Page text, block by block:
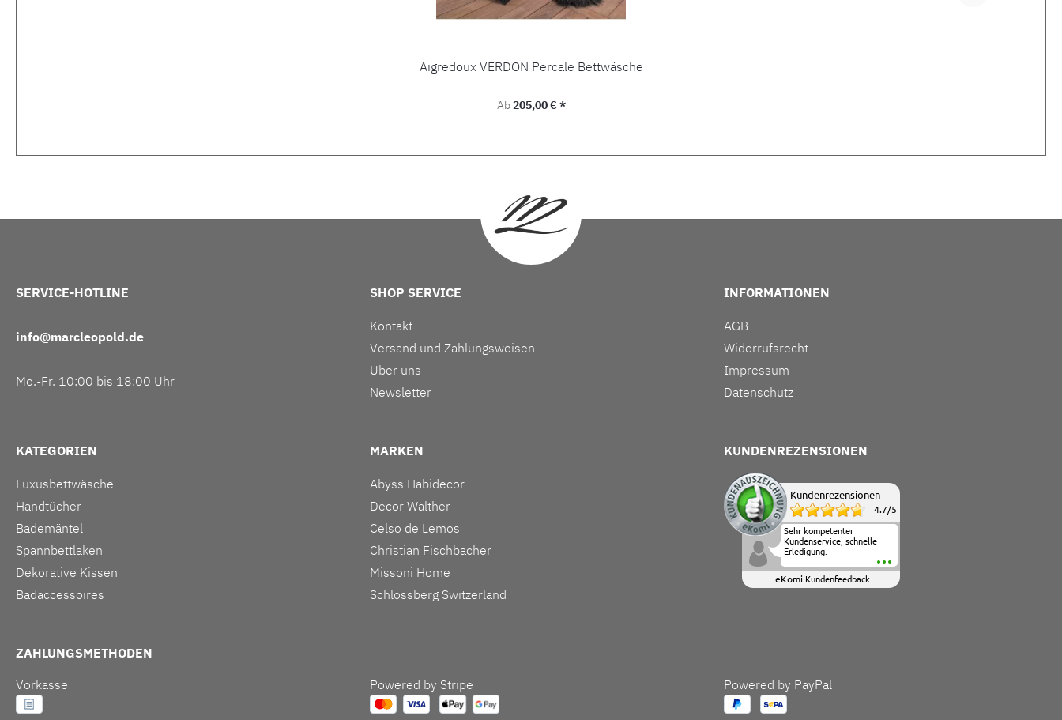
Aigredoux VERDON Percale Bettwäsche
Regulärer Preis:
Ab205,00 € *
SERVICE-HOTLINE
info@marcleopold.de
Mo.-Fr. 10:00 bis 18:00 Uhr
SHOP SERVICE
Kontakt
Versand und Zahlungsweisen
Über uns
Newsletter
INFORMATIONEN
AGB
Widerrufsrecht
Impressum
Datenschutz
KATEGORIEN
Luxusbettwäsche
Handtücher
Bademäntel
Spannbettlaken
Dekorative Kissen
Badaccessoires
MARKEN
Abyss Habidecor
Decor Walther
Celso de Lemos
Christian Fischbacher
Missoni Home
Schlossberg Switzerland
KUNDENREZENSIONEN
Kundenrezensionen
4.7/5
Sehr kompetenter
Kundenservice, schnelle
Erledigung.
eKomi Kundenfeedback
ZAHLUNGSMETHODEN
Vorkasse
Powered by Stripe Powered by PayPal